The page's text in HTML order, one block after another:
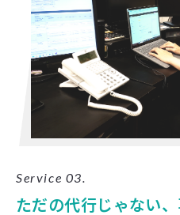
Service 03.
ただの代行じゃない